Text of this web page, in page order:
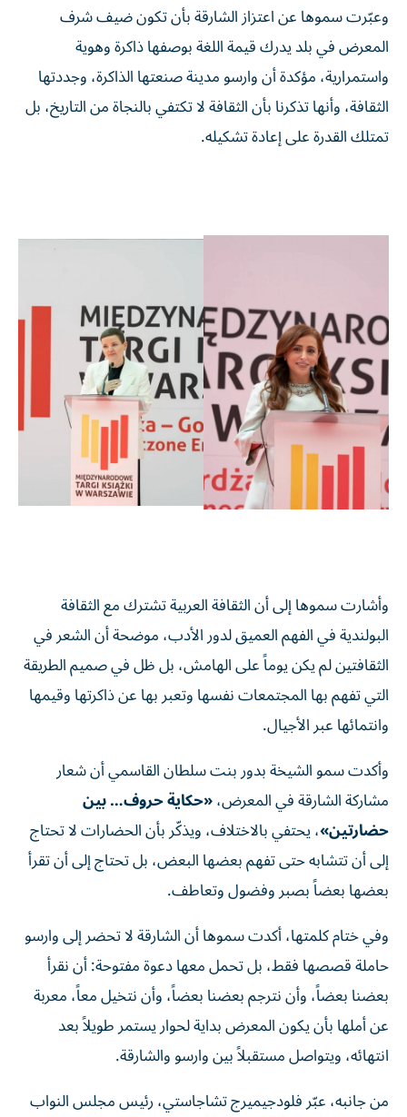
وعبّرت سموها عن اعتزاز الشارقة بأن تكون ضيف شرف
المعرض في بلد يدرك قيمة اللغة بوصفها ذاكرة وهوية
واستمرارية، مؤكدة أن وارسو مدينة صنعتها الذاكرة، وجددتها
الثقافة، وأنها تذكرنا بأن الثقافة لا تكتفي بالنجاة من التاريخ، بل
تمتلك القدرة على إعادة تشكيله.
وأشارت سموها إلى أن الثقافة العربية تشترك مع الثقافة
البولندية في الفهم العميق لدور الأدب، موضحة أن الشعر في
الثقافتين لم يكن يوماً على الهامش، بل ظل في صميم الطريقة
التي تفهم بها المجتمعات نفسها وتعبر بها عن ذاكرتها وقيمها
وانتمائها عبر الأجيال.
وأكدت سمو الشيخة بدور بنت سلطان القاسمي أن شعار
مشاركة الشارقة في المعرض،«حكاية حروف… بين
حضارتين»، يحتفي بالاختلاف، ويذكّر بأن الحضارات لا تحتاج
إلى أن تتشابه حتى تفهم بعضها البعض، بل تحتاج إلى أن تقرأ
بعضها بعضاً بصبر وفضول وتعاطف.
وفي ختام كلمتها، أكدت سموها أن الشارقة لا تحضر إلى وارسو
حاملة قصصها فقط، بل تحمل معها دعوة مفتوحة: أن نقرأ
بعضنا بعضاً، وأن نترجم بعضنا بعضاً، وأن نتخيل معاً، معربة
عن أملها بأن يكون المعرض بداية لحوار يستمر طويلاً بعد
انتهائه، ويتواصل مستقبلاً بين وارسو والشارقة.
من جانبه، عبّر فلودجيميرج تشاجاستي، رئيس مجلس النواب